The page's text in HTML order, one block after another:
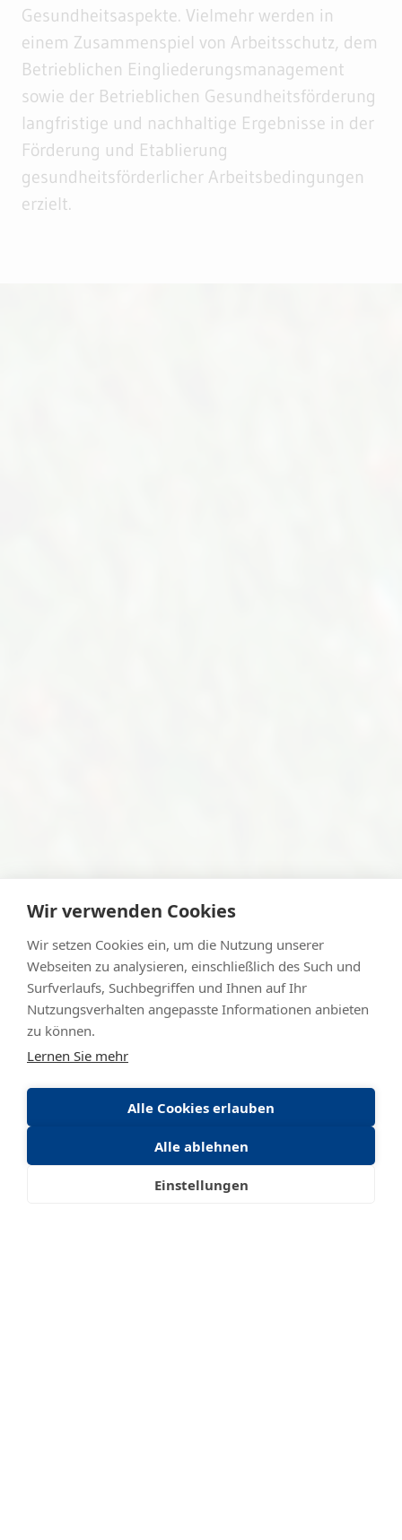
Gesundheitsaspekte. Vielmehr werden in
einem Zusammenspiel von Arbeitsschutz, dem
Betrieblichen Eingliederungsmanagement
sowie der Betrieblichen Gesundheitsförderung
langfristige und nachhaltige Ergebnisse in der
Förderung und Etablierung
gesundheitsförderlicher Arbeitsbedingungen
erzielt.
Wir verwenden Cookies
Wir setzen Cookies ein, um die Nutzung unserer
Webseiten zu analysieren, einschließlich des Such und
Surfverlaufs, Suchbegriffen und Ihnen auf Ihr
Nutzungsverhalten angepasste Informationen anbieten
zu können.
Lernen Sie mehr
Alle Cookies erlauben
Alle ablehnen
Einstellungen